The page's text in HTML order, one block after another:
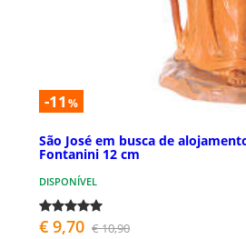
-11 %
São José em busca de
Fontanini 12 cm
DISPONÍVEL
€ 9,70 € 10,90